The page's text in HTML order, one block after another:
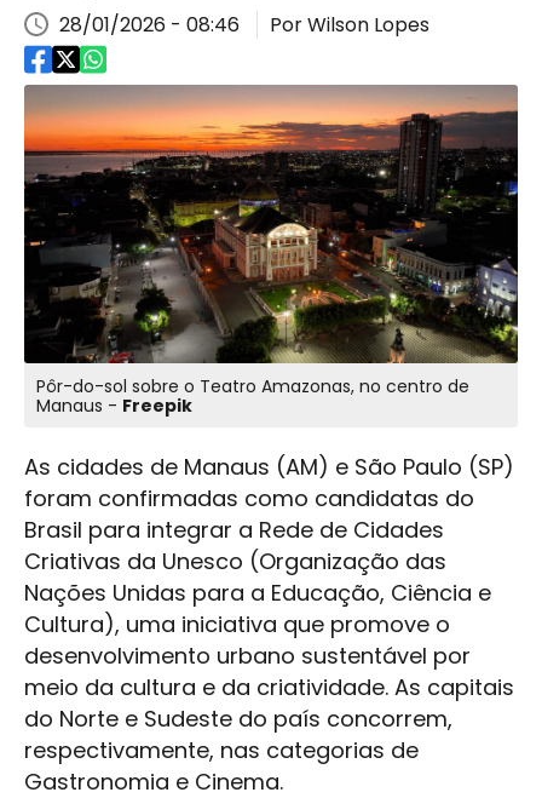
28/01/2026 - 08:46 Por Wilson Lopes
Pôr-do-sol sobre o Teatro Amazonas, no centro de
Manaus - Freepik
As cidades de Manaus (AM) e São Paulo (SP)
foram confirmadas como candidatas do
Brasil para integrar a Rede de Cidades
Criativas da Unesco (Organização das
Nações Unidas para a Educação, Ciência e
Cultura), uma iniciativa que promove o
desenvolvimento urbano sustentável por
meio da cultura e da criatividade. As capitais
do Norte e Sudeste do país concorrem,
respectivamente, nas categorias de
Gastronomia e Cinema.